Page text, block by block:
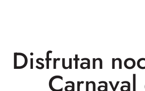
Disfrutan
Carnaval